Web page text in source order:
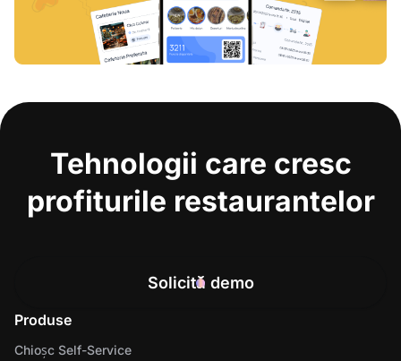
Tehnologii care cresc
profiturile restaurantelor
Solicită demo
Produse
Chioșc Self-Service